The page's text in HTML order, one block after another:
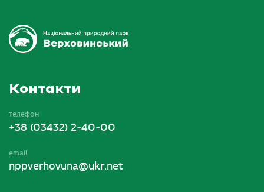
Контакти
телефон
+38 (03432) 2-40-00
email
nppverhovuna@ukr.net